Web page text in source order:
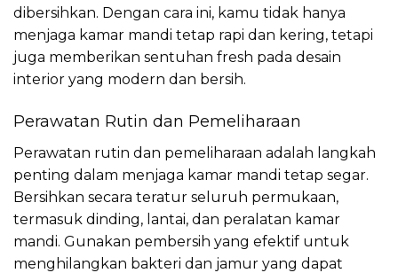
dibersihkan. Dengan cara ini, kamu tidak hanya
menjaga kamar mandi tetap rapi dan kering, tetapi
juga memberikan sentuhan fresh pada desain
interior yang modern dan bersih.
Perawatan Rutin dan Pemeliharaan
Perawatan rutin dan pemeliharaan adalah langkah
penting dalam menjaga kamar mandi tetap segar.
Bersihkan secara teratur seluruh permukaan,
termasuk dinding, lantai, dan peralatan kamar
mandi. Gunakan pembersih yang efektif untuk
menghilangkan bakteri dan jamur yang dapat